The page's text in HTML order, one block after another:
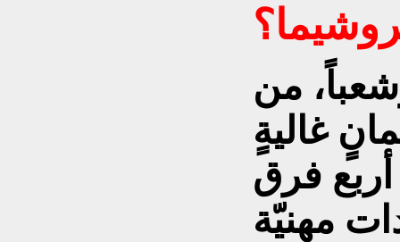
من
غاليةٍ
فرق
مهنيّة